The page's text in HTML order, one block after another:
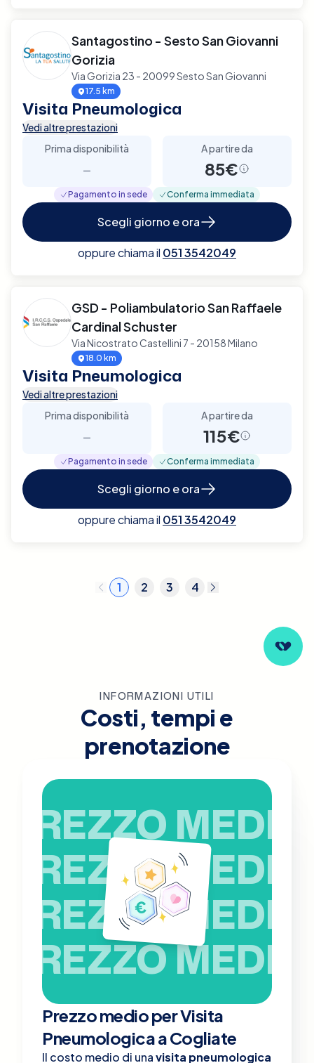
Santagostino - Sesto San Giovanni
Gorizia
Via Gorizia 23 - 20099 Sesto San Giovanni
17.5 km
Visita Pneumologica
Vedi altre prestazioni
Prima disponibilità
-
A partire da
85€
Pagamento in sede Conferma immediata
Scegli giorno e ora
oppure chiama il 051 3542049
GSD - Poliambulatorio San Raffaele
Cardinal Schuster
Via Nicostrato Castellini 7 - 20158 Milano
18.0 km
Visita Pneumologica
Vedi altre prestazioni
Prima disponibilità
-
A partire da
115€
Pagamento in sede Conferma immediata
Scegli giorno e ora
oppure chiama il 051 3542049
1 2 3 4
INFORMAZIONI UTILI
Costi, tempi e
prenotazione
PREZZO MEDIO
PREZZO MEDIO
PREZZO MEDIO
PREZZO MEDIO
Prezzo medio per Visita
Pneumologica a Cogliate
Il costo medio di unavisita pneumologica